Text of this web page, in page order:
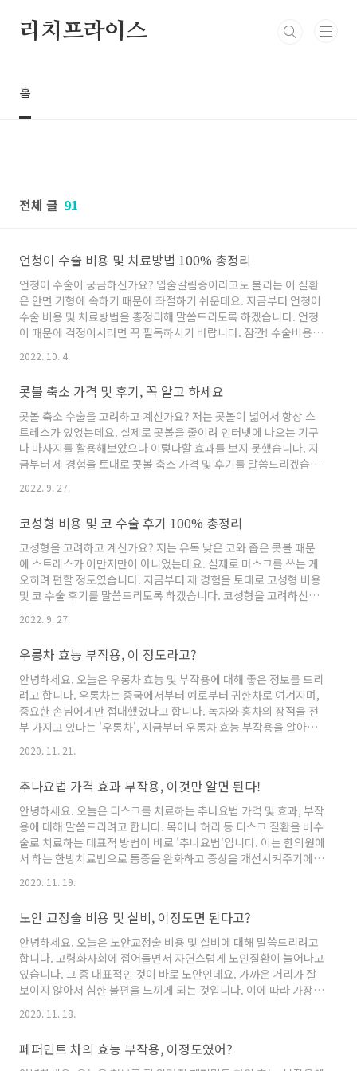
리치프라이스
홈
전체 글 91
언청이 수술 비용 및 치료방법 100% 총정리
언청이 수술이 궁금하신가요? 입술갈림증이라고도 불리는 이 질환
은 안면 기형에 속하기 때문에 좌절하기 쉬운데요. 지금부터 언청이
수술 비용 및 치료방법을 총정리해 말씀드리도록 하겠습니다. 언청
이 때문에 걱정이시라면 꼭 필독하시기 바랍니다. 잠깐! 수술비용 대
대출 마이너스통장 대출 신용불량자 대출 저금리 대부 대출 대출중
'구순열(Cleft lip)'이라 불립니다. 이는 선천적으로 윗입술이 갈라
져 있는 것을 말하며 안면 기형 중 가장 대표적인 질환이라 할 수 있
습니다. 그렇다면 언청이는 도대체 왜 생기고 어떤 증상이 나타날까
요? 언청이 원인 사실 언청이는 직접적인 인과관계가 밝..
2022. 10. 4.
콧볼 축소 가격 및 후기, 꼭 알고 하세요
콧볼 축소 수술을 고려하고 계신가요? 저는 콧볼이 넓어서 항상 스
트레스가 있었는데요. 실제로 콧볼을 줄이려 인터넷에 나오는 기구
나 마사지를 활용해보았으나 이렇다할 효과를 보지 못했습니다. 지
금부터 제 경험을 토대로 콧볼 축소 가격 및 후기를 말씀드리겠습니
비상금 대출 주부 대출 마이너스통장 대출 대학생 대출 모바일 소액
볼이 넓으면 콧구멍이 커짐과 동시에 코가 낮아 전체적으로 얼굴이
퍼진 느낌을 주게 됩니다. 이를 개선시켜주는 것이 바로 콧볼 축소
수술이라고 할 수 있는데요. 그렇다면 콧볼 축소는 어떻게 하는 걸까
요? 콧볼 축소 수술방법 콧볼축소 수술방법은 절개법과 비절개법, ..
2022. 9. 27.
코성형 비용 및 코 수술 후기 100% 총정리
코성형을 고려하고 계신가요? 저는 유독 낮은 코와 좁은 콧볼 때문
에 스트레스가 이만저만이 아니었는데요. 실제로 마스크를 쓰는 게
오히려 편할 정도였습니다. 지금부터 제 경험을 토대로 코성형 비용
및 코 수술 후기를 말씀드리도록 하겠습니다. 코성형을 고려하신다
직자 대출 프리랜서 대출 비상금 대출 주부 대출 마이너스통장 대출
출 코성형 알아보기 코성형이 가장 많은 재수술을 한다는 거 알고 계
셨나요? 코성형은 그만큼 신중히 잘 선택해야 한다는 것을 의미합니
다. 즉, 단순 가격만 보고 성형을 했다가는 후회를 할 수 있습니다. 그
렇다면 무엇을 알아야 할까요? 코성형 나이 코가 외모의 반..
2022. 9. 27.
우롱차 효능 부작용, 이 정도라고?
안녕하세요. 오늘은 우롱차 효능 및 부작용에 대해 좋은 정보를 드리
려고 합니다. 우롱차는 중국에서부터 예로부터 귀한차로 여겨지며,
중요한 손님에게만 접대했었다고 합니다. 녹차와 홍차의 장점을 전
부 가지고 있다는 '우롱차', 지금부터 우롱차 효능 부작용을 알아보
해주는 역할을 합니다. 이에 따라서 술 마신 후에 마셔주면 숙취해소
잔 이상 마셔주면 좋습니다. 2. 부종 및 신장 개선 우롱차는 이뇨작용
을 활발히 시켜주기 때문에 몸에 있는 독소와 노폐물을 빼내는데 효
과적입니다. 이에 따라 몸이 붓는 현상이 잦거나 신장에 문제가 있으
신 분이 마셔주면 도움을 얻을 수 있습니다. 3..
2020. 11. 21.
추나요법 가격 효과 부작용, 이것만 알면 된다!
안녕하세요. 오늘은 디스크를 치료하는 추나요법 가격 및 효과, 부작
용에 대해 말씀드리려고 합니다. 목이나 허리 등 디스크 질환을 비수
술로 치료하는 대표적 방법이 바로 '추나요법'입니다. 이는 한의원에
서 하는 한방치료법으로 통증을 완화하고 증상을 개선시켜주기에
다. > 추나요법 빙자해 환자를 성추행했다고?(기사링크) 추나요법
시키는 데 특화된 비수술적 한방 치료법입니다. 보통 추나요법에 큰
효과를 보시는 분들은 목이나 허리 통증으로 고생하는 경우입니다.
추나요법 효과를 볼 수 있는 질환은 매우 다양합니다. 요추염좌, 허
리디스크, 목디스크, 낙침 등이 대표적이라 할 수 있으며, 이밖에..
2020. 11. 19.
노안 교정술 비용 및 실비, 이정도면 된다고?
안녕하세요. 오늘은 노안교정술 비용 및 실비에 대해 말씀드리려고
합니다. 고령화사회에 접어들면서 자연스럽게 노인질환이 늘어나고
있습니다. 그 중 대표적인 것이 바로 노안인데요. 가까운 거리가 잘
보이지 않아서 심한 불편을 느끼게 되는 것입니다. 이에 따라 가장
비용, 실비, 관련 정보를 알아보도록 하겠습니다. 노안 증상 노안은
시, 눈의 피로로 인한 두통 / ② 휴대전화를 문자를 읽기 어려움 / ③
2020. 11. 18.
페퍼민트 차의 효능 부작용, 이정도였어?